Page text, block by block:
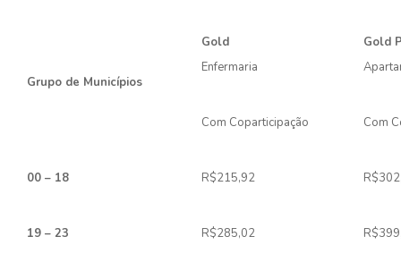
Grupo de Municípios
Gold
Enfermaria
Gold
Com Coparticipação Com
00 – 18 R$215,92
19 – 23 R$285,02